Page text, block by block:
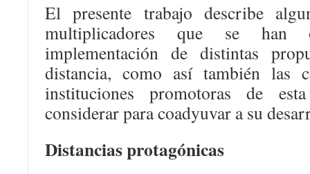
El presente trabajo describe
multiplicadores que se han
implementación de distintas
distancia, como así también las
instituciones promotoras de
considerar para coadyuvar a su
Distancias protagónicas